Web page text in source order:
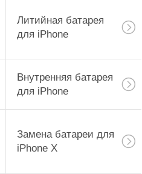
для
Литийная батарея
для iPhone
Внутренняя батарея
для iPhone
Замена батареи для
iPhone X